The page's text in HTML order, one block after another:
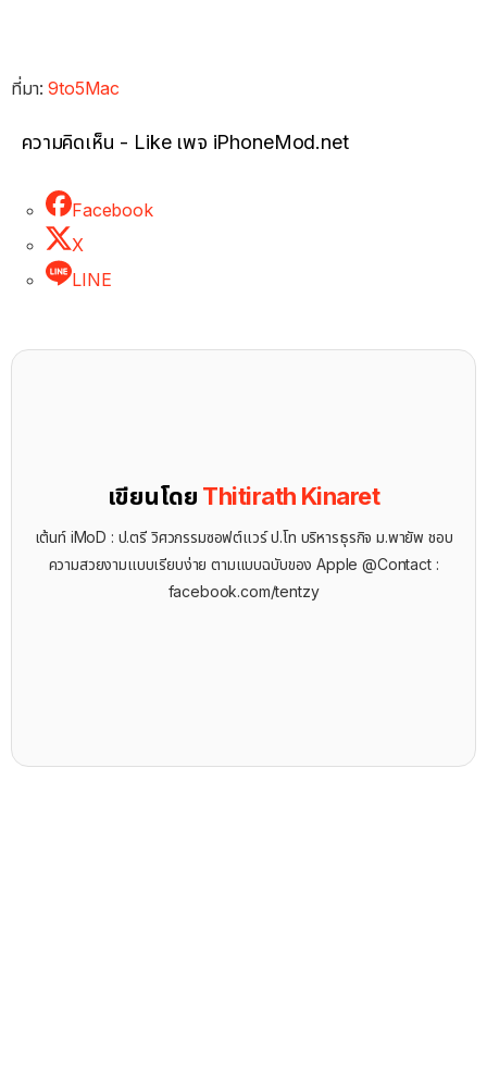
ที่มา:9to5Mac
ความคิดเห็น - Like เพจ iPhoneMod.net
Facebook
X
LINE
เขียนโดย Thitirath Kinaret
เต้นท์ iMoD : ป.ตรี วิศวกรรมซอฟต์แวร์ ป.โท บริหารธุรกิจ ม.พายัพ ชอบ
ความสวยงามแบบเรียบง่าย ตามแบบฉบับของ Apple @Contact :
facebook.com/tentzy